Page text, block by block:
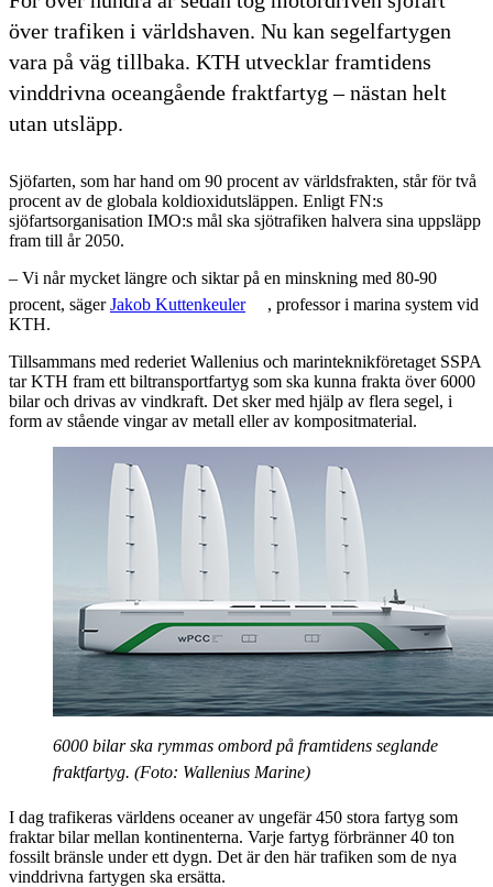
över trafiken i världshaven. Nu kan segelfartygen
vara på väg tillbaka. KTH utvecklar framtidens
vinddrivna oceangående fraktfartyg – nästan helt
utan utsläpp.
Sjöfarten, som har hand om 90 procent av världsfrakten, står för två
procent av de globala koldioxidutsläppen. Enligt FN:s
sjöfartsorganisation IMO:s mål ska sjötrafiken halvera sina uppsläpp
fram till år 2050.
– Vi når mycket längre och siktar på en minskning med 80-90
procent, sägerJakob Kuttenkeuler
, professor i marina system vid
KTH.
Tillsammans med rederiet Wallenius och marinteknikföretaget SSPA
tar KTH fram ett biltransportfartyg som ska kunna frakta över 6000
bilar och drivas av vindkraft. Det sker med hjälp av flera segel, i
form av stående vingar av metall eller av kompositmaterial.
6000 bilar ska rymmas ombord på framtidens seglande
fraktfartyg. (Foto: Wallenius Marine)
I dag trafikeras världens oceaner av ungefär 450 stora fartyg som
fraktar bilar mellan kontinenterna. Varje fartyg förbränner 40 ton
fossilt bränsle under ett dygn. Det är den här trafiken som de nya
vinddrivna fartygen ska ersätta.